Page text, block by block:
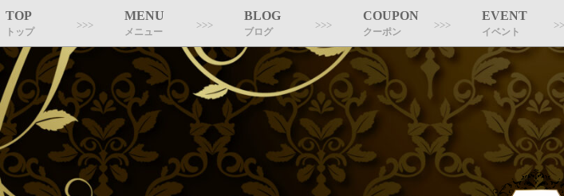
TOP
トップ
MENU
メニュー
BLOG
ブログ
COUPON
クーポン
EVENT
イベント